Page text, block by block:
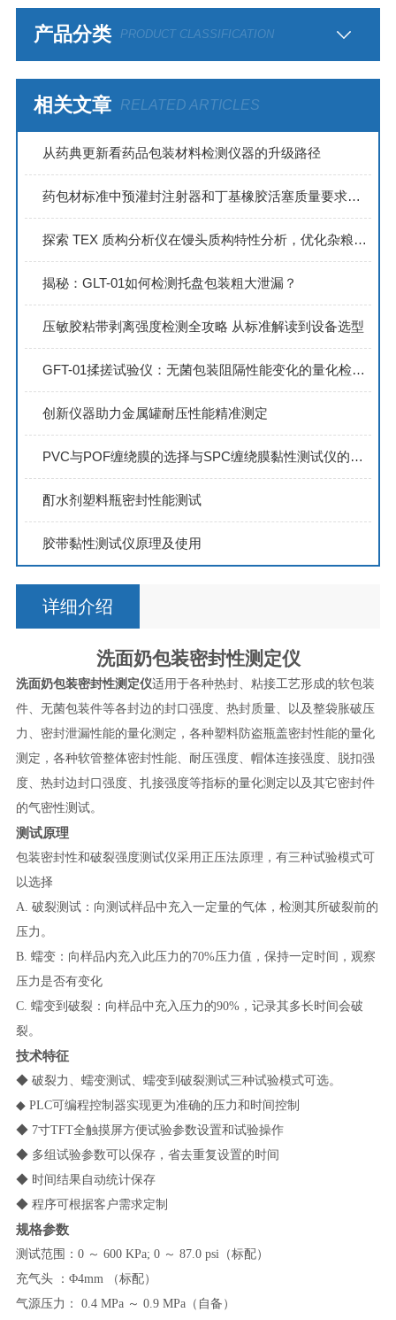
产品分类 PRODUCT CLASSIFICATION
相关文章 RELATED ARTICLES
从药典更新看药品包装材料检测仪器的升级路径
药包材标准中预灌封注射器和丁基橡胶活塞质量要求及测试方法
探索 TEX 质构分析仪在馒头质构特性分析，优化杂粮馒头工艺中的应用
揭秘：GLT-01如何检测托盘包装粗大泄漏？
压敏胶粘带剥离强度检测全攻略 从标准解读到设备选型
GFT-01揉搓试验仪：无菌包装阻隔性能变化的量化检测专家
创新仪器助力金属罐耐压性能精准测定
PVC与POF缠绕膜的选择与SPC缠绕膜黏性测试仪的重要性
酊水剂塑料瓶密封性能测试
胶带黏性测试仪原理及使用
详细介绍
洗面奶包装密封性测定仪
洗面奶包装密封性测定仪适用于各种热封、粘接工艺形成的软包装
件、无菌包装件等各封边的封口强度、热封质量、以及整袋胀破压
力、密封泄漏性能的量化测定，各种塑料防盗瓶盖密封性能的量化
测定，各种软管整体密封性能、耐压强度、帽体连接强度、脱扣强
度、热封边封口强度、扎接强度等指标的量化测定以及其它密封件
的气密性测试。
测试原理
包装密封性和破裂强度测试仪采用正压法原理，有三种试验模式可
以选择
A. 破裂测试：向测试样品中充入一定量的气体，检测其所破裂前的
压力。
B. 蠕变：向样品内充入此压力的70%压力值，保持一定时间，观察
压力是否有变化
C. 蠕变到破裂：向样品中充入压力的90%，记录其多长时间会破
裂。
技术特征
◆ 破裂力、蠕变测试、蠕变到破裂测试三种试验模式可选。
◆PLC可编程控制器实现更为准确的压力和时间控制
◆7寸TFT全触摸屏方便试验参数设置和试验操作
◆ 多组试验参数可以保存，省去重复设置的时间
◆ 时间结果自动统计保存
◆ 程序可根据客户需求定制
规格参数
测试范围： 0 ～ 600 KPa; 0 ～ 87.0 psi （标配）
充气头
： Φ4mm
（标配）
气源压力：
0.4 MPa ～ 0.9 MPa（自备）